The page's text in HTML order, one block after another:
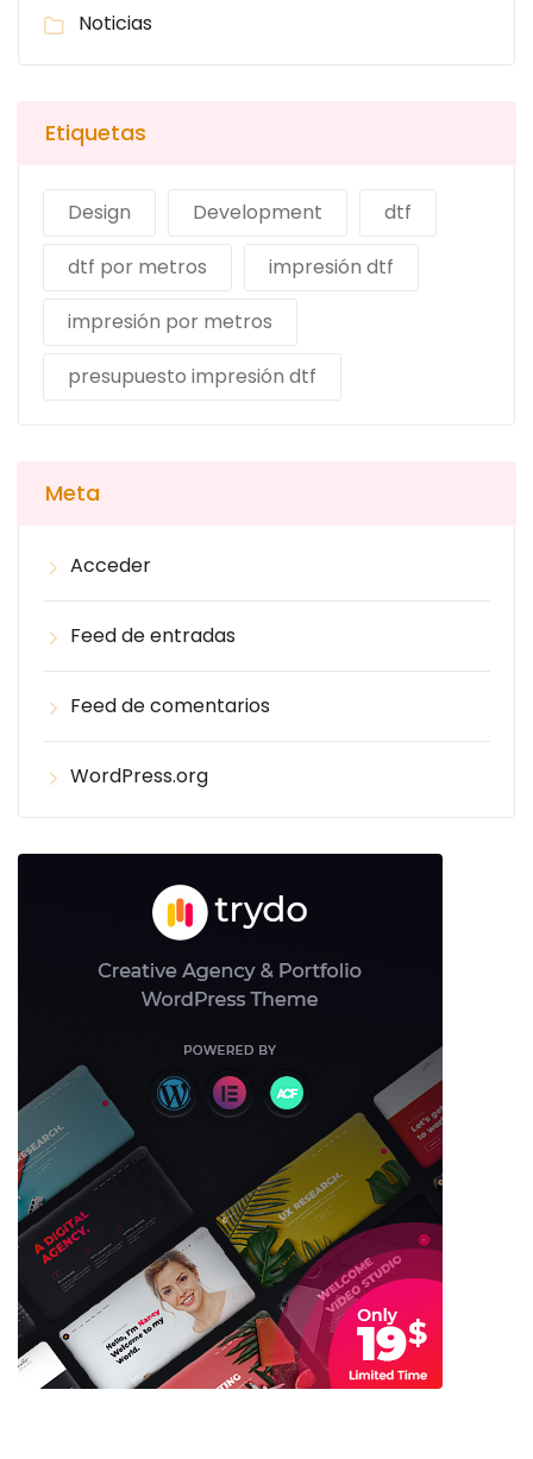
Noticias
Etiquetas
Design Development
dtf
dtf por metros
impresión dtf
impresión por metros
presupuesto impresión dtf
Meta
Acceder
Feed de entradas
Feed de comentarios
WordPress.org